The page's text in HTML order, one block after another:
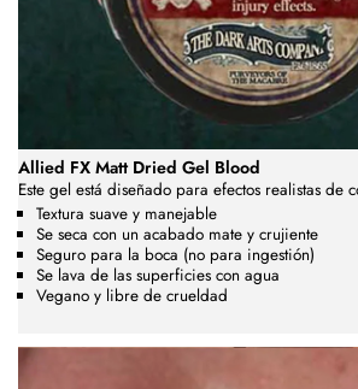
Allied FX Matt Dried Gel Blood
Este gel está diseñado para efectos realistas de
Textura suave y manejable
Se seca con un acabado mate y crujiente
Seguro para la boca (no para ingestión)
Se lava de las superficies con agua
Vegano y libre de crueldad